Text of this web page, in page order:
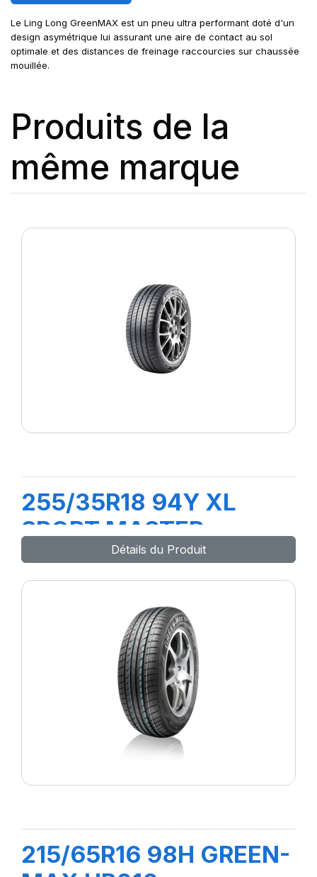
Le Ling Long GreenMAX est un pneu ultra performant doté d'un
design asymétrique lui assurant une aire de contact au sol
optimale et des distances de freinage raccourcies sur chaussée
mouillée.
Produits de la
même marque
255/35R18 94Y XL
SPORT MASTER
Détails du Produit
215/65R16 98H GREEN-